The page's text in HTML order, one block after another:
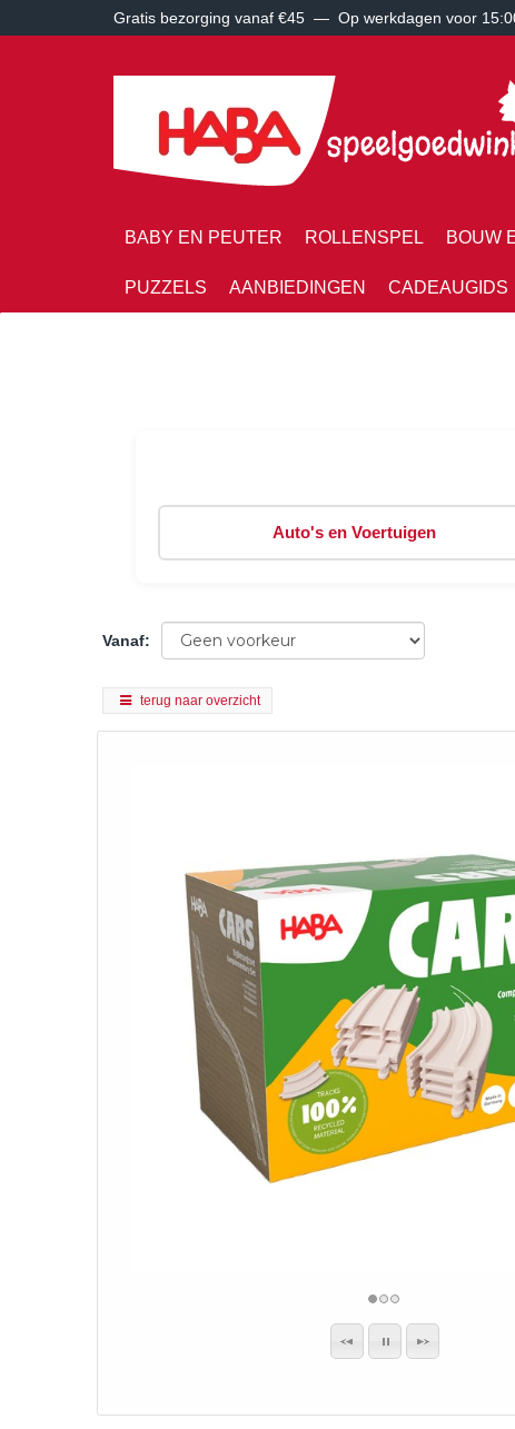
Gratis bezorging vanaf €45 — Op werkdagen voor
BABY EN PEUTER ROLLENSPEL BOUW
PUZZELS AANBIEDINGEN CADEAUGIDS
Auto's en Voertuigen
Vanaf:
terug naar overzicht